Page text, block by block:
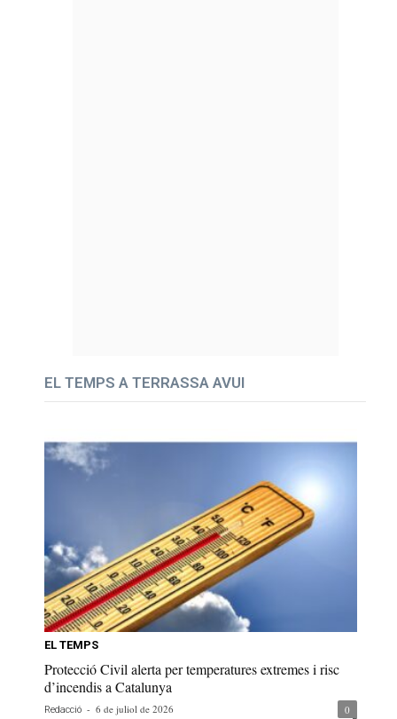
EL TEMPS A TERRASSA AVUI
EL TEMPS
Protecció Civil alerta per temperatures extremes i risc
d’incendis a Catalunya
Redacció - 6 de juliol de 2026 0